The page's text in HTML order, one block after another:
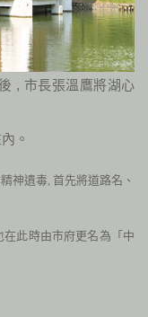
, 市長張溫鷹將湖心
。
神遺毒, 首先將道路名、
在此時由市府更名為「中